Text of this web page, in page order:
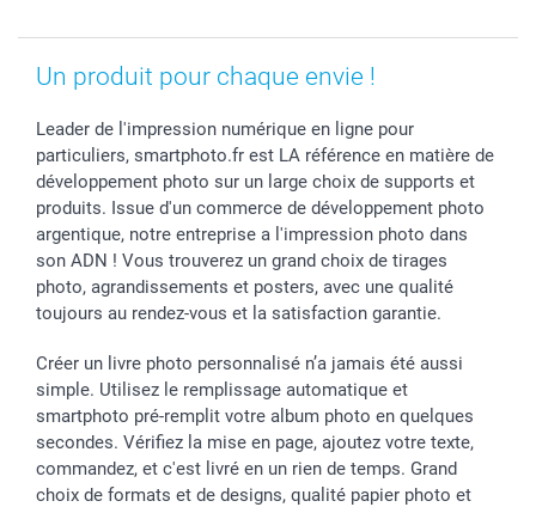
Vacances
Un produit pour chaque envie !
Leader de l'impression numérique en ligne pour
particuliers, smartphoto.fr est LA référence en matière de
développement photo sur un large choix de supports et
produits. Issue d'un commerce de développement photo
argentique, notre entreprise a l'impression photo dans
son ADN ! Vous trouverez un grand choix de tirages
photo, agrandissements et posters, avec une qualité
toujours au rendez-vous et la satisfaction garantie.
Créer un livre photo personnalisé n’a jamais été aussi
simple. Utilisez le remplissage automatique et
smartphoto pré-remplit votre album photo en quelques
secondes. Vérifiez la mise en page, ajoutez votre texte,
commandez, et c'est livré en un rien de temps. Grand
choix de formats et de designs, qualité papier photo et